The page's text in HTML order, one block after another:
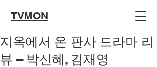
TVMON
지옥에서 온 판사 드라마 리
뷰 – 박신혜, 김재영